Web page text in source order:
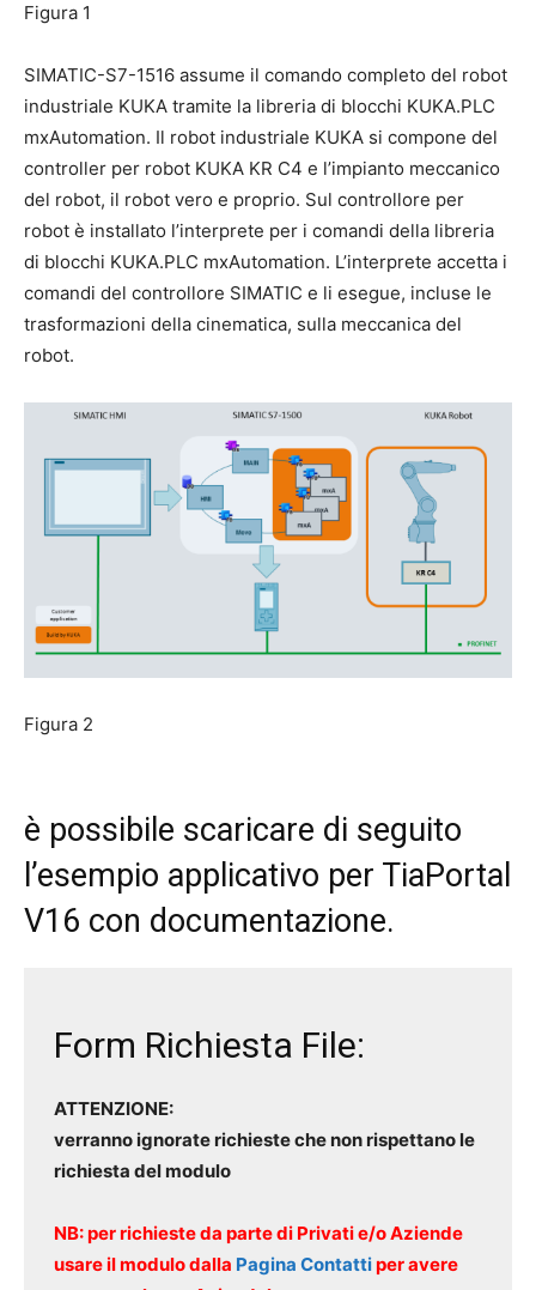
Figura 1
SIMATIC-S7-1516 assume il comando completo del robot
industriale KUKA tramite la libreria di blocchi KUKA.PLC
mxAutomation. Il robot industriale KUKA si compone del
controller per robot KUKA KR C4 e l’impianto meccanico
del robot, il robot vero e proprio. Sul controllore per
robot è installato l’interprete per i comandi della libreria
di blocchi KUKA.PLC mxAutomation. L’interprete accetta i
comandi del controllore SIMATIC e li esegue, incluse le
trasformazioni della cinematica, sulla meccanica del
robot.
Figura 2
è possibile scaricare di seguito
l’esempio applicativo per TiaPortal
V16 con documentazione.
Form Richiesta File:
ATTENZIONE:
verranno ignorate richieste che non rispettano le
richiesta del modulo
NB: per richieste da parte di Privati e/o Aziende
usare il modulo dalla Pagina Contattiper avere